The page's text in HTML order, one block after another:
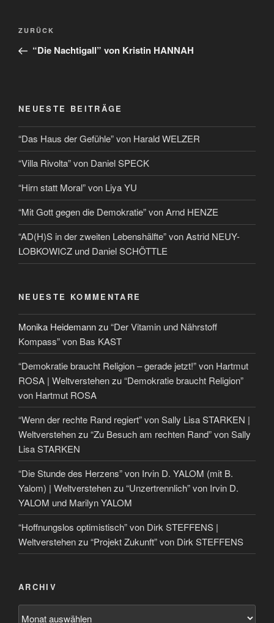
ZURÜCK
“Die Nachtigall” von Kristin HANNAH
NEUESTE BEITRÄGE
“Das Haus der Gefühle” von Harald WELZER
“Villa Rivolta” von Daniel SPECK
“Hirn statt Moral” von Liya YU
“Mit Gott gegen die Demokratie” von Arnd HENZE
“AD(H)S in der zweiten Lebenshälfte” von Astrid NEUY-
LOBKOWICZ und Daniel SCHÖTTLE
NEUESTE KOMMENTARE
Monika Heidemannzu“Der Vitamin und Nährstoff
Kompass” von Bas KAST
“Demokratie braucht Religion – gerade jetzt!” von Hartmut
ROSA | Weltverstehenzu“Demokratie braucht Religion”
von Hartmut ROSA
“Wenn der rechte Rand regiert” von Sally Lisa STARKEN |
Weltverstehenzu“Zu Besuch am rechten Rand” von Sally
Lisa STARKEN
“Die Stunde des Herzens” von Irvin D. YALOM (mit B.
Yalom) | Weltverstehenzu“Unzertrennlich” von Irvin D.
YALOM und Marilyn YALOM
“Hoffnungslos optimistisch” von Dirk STEFFENS |
Weltverstehenzu“Projekt Zukunft” von Dirk STEFFENS
ARCHIV